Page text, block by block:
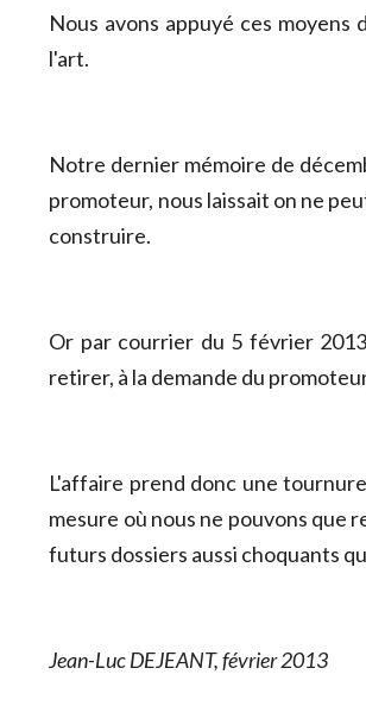
Nous avons appuyé ces
l'art.
Notre dernier mémoire de
promoteur, nous laissait on ne
construire.
Or par courrier du 5 février
retirer, à la demande du
L'affaire prend donc une
mesure où nous ne pouvons que
futurs dossiers aussi choquants
Jean-Luc DEJEANT, février 2013